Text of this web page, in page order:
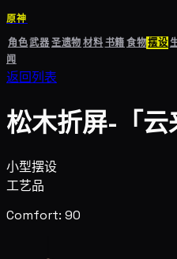
原神
角色武器圣遗物材料书籍食物摆设
闻
返回列表
松木折屏-「云
小型摆设
工艺品
Comfort: 90